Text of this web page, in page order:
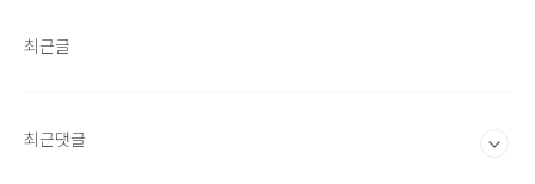
최근글
최근댓글